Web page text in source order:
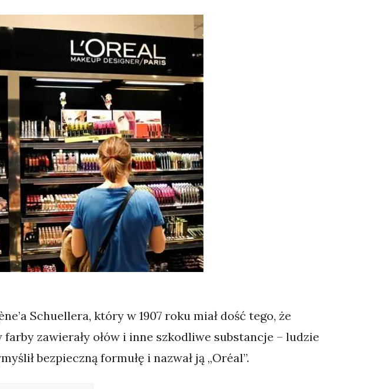
Schuellera, który w 1907 roku miał dość tego, że
zawierały ołów i inne szkodliwe substancje – ludzie
bezpieczną formułę i nazwał ją „Oréal”.